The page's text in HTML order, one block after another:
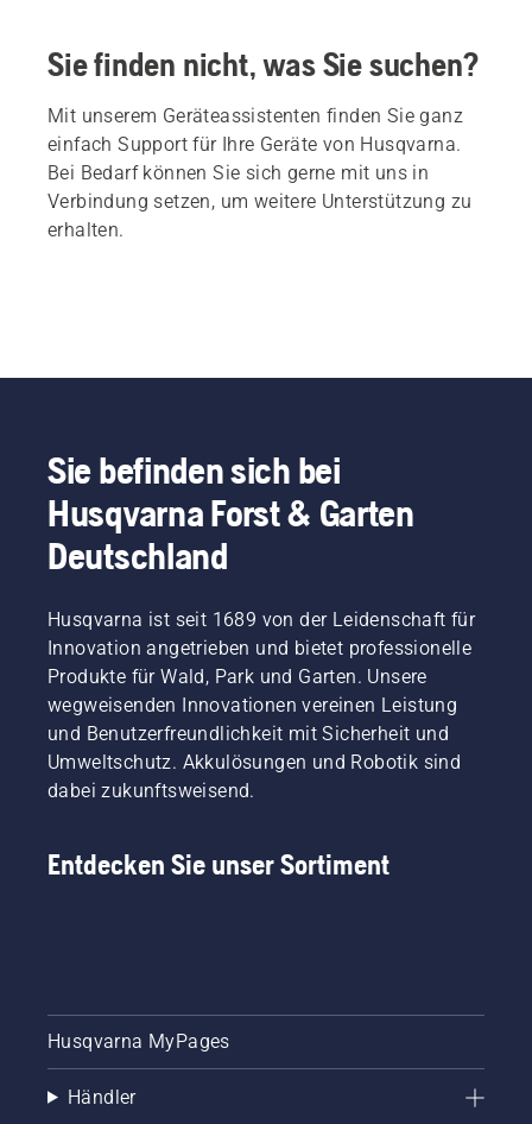
Sie finden nicht, was Sie suchen?
Mit unserem Geräteassistenten finden Sie ganz
einfach Support für Ihre Geräte von Husqvarna.
Bei Bedarf können Sie sich gerne mit uns in
Verbindung setzen, um weitere Unterstützung zu
erhalten.
Sie befinden sich bei
Husqvarna Forst & Garten
Deutschland
Husqvarna ist seit 1689 von der Leidenschaft für
Innovation angetrieben und bietet professionelle
Produkte für Wald, Park und Garten. Unsere
wegweisenden Innovationen vereinen Leistung
und Benutzerfreundlichkeit mit Sicherheit und
Umweltschutz. Akkulösungen und Robotik sind
dabei zukunftsweisend.
Entdecken Sie unser Sortiment
Husqvarna MyPages
Händler